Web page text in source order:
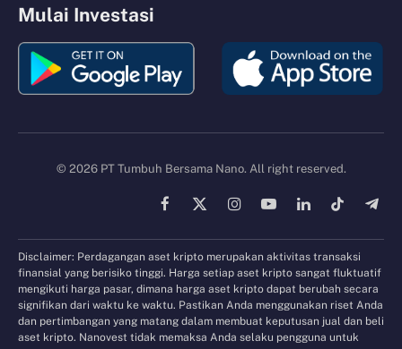
Mulai Investasi
© 2026 PT Tumbuh Bersama Nano. All right reserved.
Facebook
X
InstagramYouTubeLinkedInTikTok
Disclaimer: Perdagangan aset kripto merupakan aktivitas transaksi
finansial yang berisiko tinggi. Harga setiap aset kripto sangat fluktuatif
mengikuti harga pasar, dimana harga aset kripto dapat berubah secara
signifikan dari waktu ke waktu. Pastikan Anda menggunakan riset Anda
dan pertimbangan yang matang dalam membuat keputusan jual dan beli
aset kripto. Nanovest tidak memaksa Anda selaku pengguna untuk